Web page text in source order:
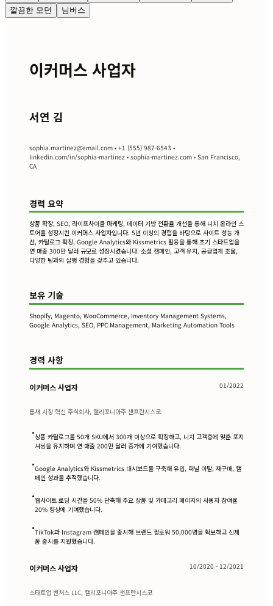
깔끔한 모던
님버스
이커머스 사업자
서연 김
sophia.martinez@email.com • +1 (555) 987-6543 •
linkedin.com/in/sophia-martinez • sophia-martinez.com • San Francisco,
CA
경력 요약
상품 확장, SEO, 라이프사이클 마케팅, 데이터 기반 전환율 개선을 통해 니치 온라인 스
토어를 성장시킨 이커머스 사업자입니다. 5년 이상의 경험을 바탕으로 사이트 성능 개
선, 카탈로그 확장, Google Analytics와 Kissmetrics 활용을 통해 초기 스타트업을
연 매출 300만 달러 규모로 성장시켰습니다. 소셜 캠페인, 고객 유지, 공급업체 조율,
다양한 팀과의 실행 경험을 갖추고 있습니다.
보유 기술
Shopify, Magento, WooCommerce, Inventory Management Systems,
Google Analytics, SEO, PPC Management, Marketing Automation Tools
경력 사항
이커머스 사업자 01/2022
틈새 시장 혁신 주식회사, 캘리포니아주 샌프란시스코
•상품 카탈로그를 50개 SKU에서 300개 이상으로 확장하고, 니치 고객층에 맞춘 포지
셔닝을 유지하며 연 매출 200만 달러 증가에 기여했습니다.
•Google Analytics와 Kissmetrics 대시보드를 구축해 유입, 퍼널 이탈, 재구매, 캠
페인 성과를 추적했습니다.
•웹사이트 로딩 시간을 50% 단축해 주요 상품 및 카테고리 페이지의 사용자 참여율
20% 향상에 기여했습니다.
•TikTok과 Instagram 캠페인을 출시해 브랜드 팔로워 50,000명을 확보하고 신제
품 출시를 지원했습니다.
이커머스 사업자 10/2020 - 12/2021
스타트업 벤처스 LLC, 캘리포니아주 샌프란시스코